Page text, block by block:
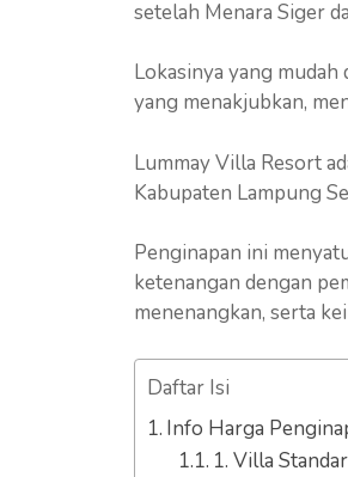
setelah Menara Siger
Lokasinya yang
yang menakjubkan,
Lummay Villa Resort
Kabupaten Lampung
Penginapan ini
ketenangan dengan
menenangkan, serta
Daftar Isi
Info Harga
1. Villa Standar